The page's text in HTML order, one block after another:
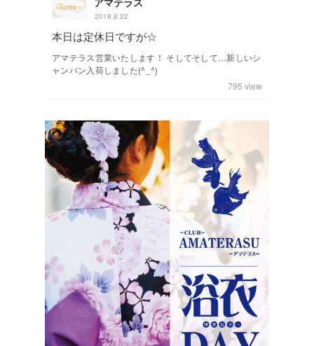
2018.8.22
本日は定休日ですが☆
アマテラス営業いたします！ そしてそして…新しいシ
ャンパン入荷しました(^_^)
795 view